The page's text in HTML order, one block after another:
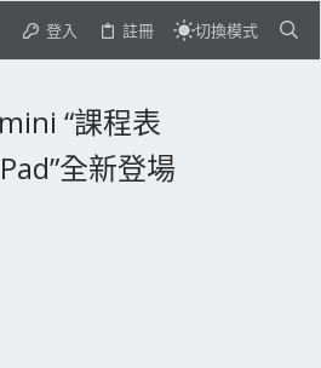
登入 註冊 切換模式
“課程表
全新登場